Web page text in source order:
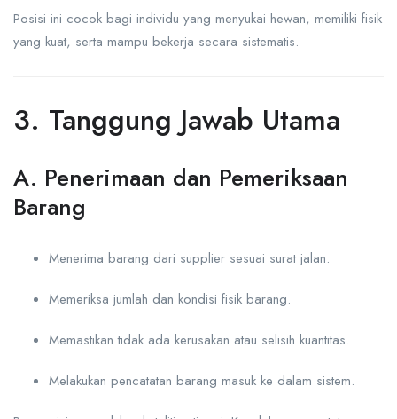
Posisi ini cocok bagi individu yang menyukai hewan, memiliki fisik
yang kuat, serta mampu bekerja secara sistematis.
3. Tanggung Jawab Utama
A. Penerimaan dan Pemeriksaan
Barang
Menerima barang dari supplier sesuai surat jalan.
Memeriksa jumlah dan kondisi fisik barang.
Memastikan tidak ada kerusakan atau selisih kuantitas.
Melakukan pencatatan barang masuk ke dalam sistem.